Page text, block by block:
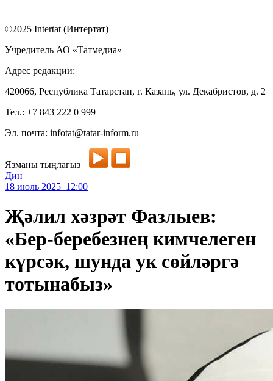
©2025 Intertat (Интертат)
Учредитель АО «Татмедиа»
Адрес редакции:
420066, Республика Татарстан, г. Казань, ул. Декабристов, д. 2
Тел.: +7 843 222 0 999
Эл. почта: infotat@tatar-inform.ru
Язманы тыңлагыз
Дин
18 июль 2025 12:00
Җәлил хәзрәт Фазлыев:
«Бер-беребезнең кимчелеген
күрсәк, шунда ук сөйләргә
тотынабыз»